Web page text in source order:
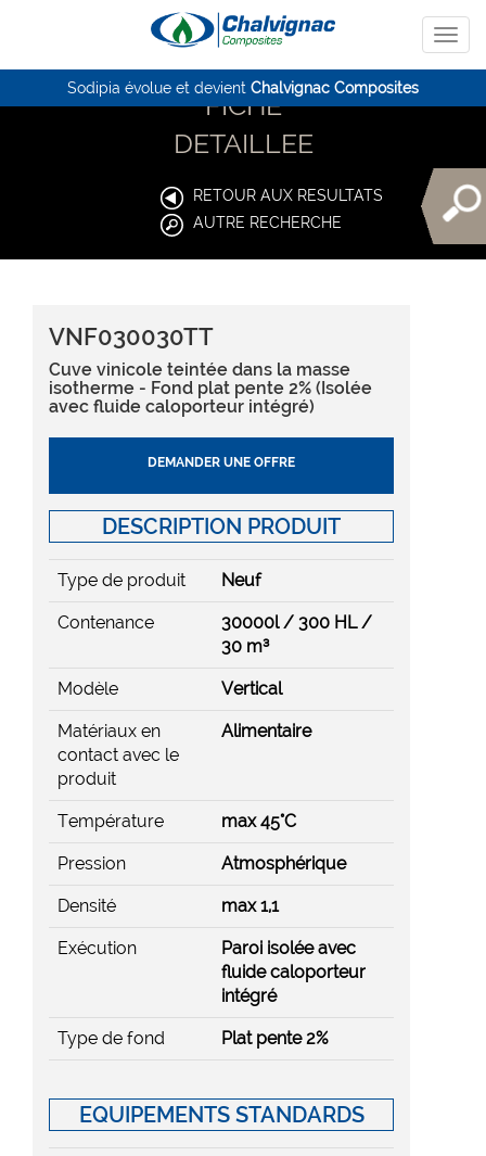
Sodipia évolue et devient Chalvignac Composites
FICHE
DETAILLEE
RETOUR AUX RESULTATS
AUTRE RECHERCHE
VNF030030TT
Cuve vinicole teintée dans la masse
isotherme - Fond plat pente 2% (Isolée
avec fluide caloporteur intégré)
DEMANDER UNE OFFRE
DESCRIPTION PRODUIT
Type de produit Neuf
Contenance
30000l / 300 HL /
30 m³
Modèle Vertical
Matériaux en
contact avec le
produit
Alimentaire
Température max 45°C
Pression Atmosphérique
Densité max 1,1
Exécution
Paroi isolée avec
fluide caloporteur
intégré
Type de fond Plat pente 2%
EQUIPEMENTS STANDARDS